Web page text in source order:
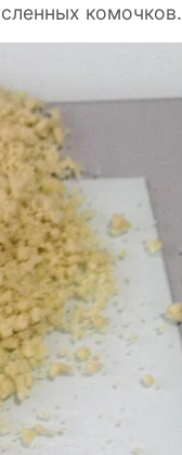
комочков.